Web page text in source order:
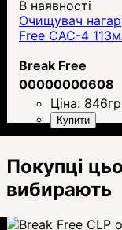
В наявності
Очищувач
Free CAC-4
Break Free
00000000608
Ціна: 846
Купити
Покупці
вибирають